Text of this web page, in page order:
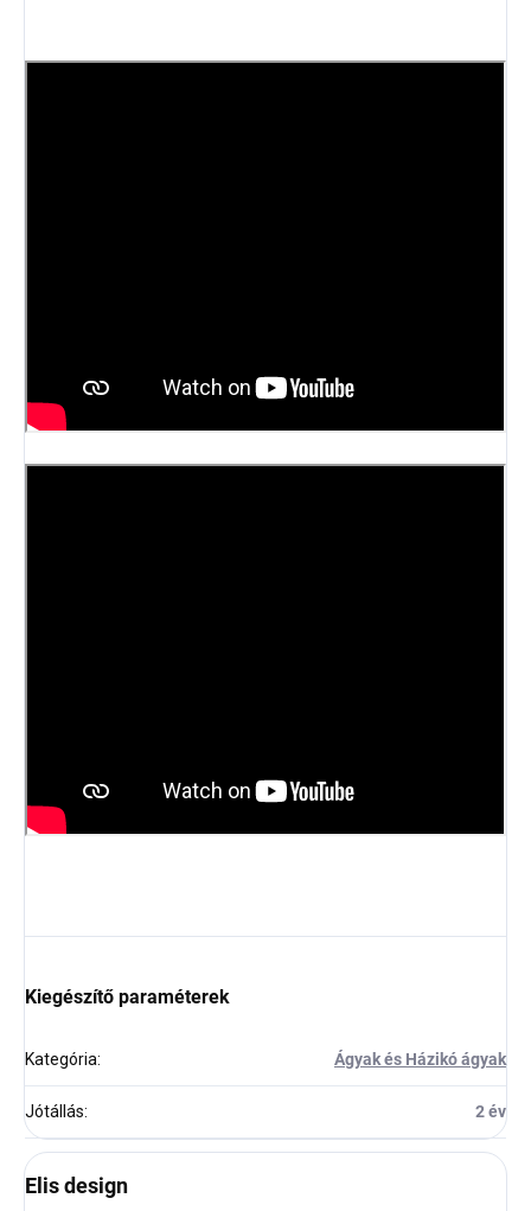
Kiegészítő paraméterek
Kategória: Ágyak és Házikó ágyak
Jótállás: 2 év
Elis design